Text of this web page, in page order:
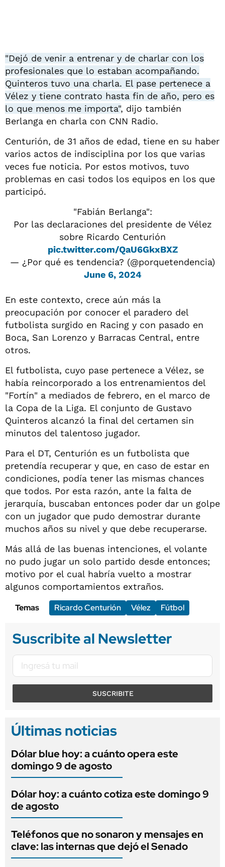
"Dejó de venir a entrenar y de charlar con los
profesionales que lo estaban acompañando.
Quinteros tuvo una charla. El pase pertenece a
Vélez y tiene contrato hasta fin de año, pero es
lo que menos me importa", dijo también
Berlanga en charla con CNN Radio.
Centurión, de 31 años de edad, tiene en su haber
varios actos de indisciplina por los que varias
veces fue noticia. Por estos motivos, tuvo
problemas en casi todos los equipos en los que
participó.
"Fabián Berlanga":
Por las declaraciones del presidente de Vélez
sobre Ricardo Centurión
pic.twitter.com/QaU6GkxBXZ
— ¿Por qué es tendencia? (@porquetendencia)
June 6, 2024
En este contexto, crece aún más la
preocupación por conocer el paradero del
futbolista surgido en Racing y con pasado en
Boca, San Lorenzo y Barracas Central, entre
otros.
El futbolista, cuyo pase pertenece a Vélez, se
había reincorporado a los entrenamientos del
"Fortín" a mediados de febrero, en el marco de
la Copa de la Liga. El conjunto de Gustavo
Quinteros alcanzó la final del certamen sin
minutos del talentoso jugador.
Para el DT, Centurión es un futbolista que
pretendía recuperar y que, en caso de estar en
condiciones, podía tener las mismas chances
que todos. Por esta razón, ante la falta de
jerarquía, buscaban entonces poder dar un golpe
con un jugador que pudo demostrar durante
muchos años su nivel y que debe recuperarse.
Más allá de las buenas intenciones, el volante
no pudo jugar un solo partido desde entonces;
motivo por el cual habría vuelto a mostrar
algunos comportamientos extraños.
Temas
Ricardo Centurión Vélez Fútbol
Suscribite al Newsletter
SUSCRIBITE
Últimas noticias
Dólar blue hoy: a cuánto opera este
domingo 9 de agosto
Dólar hoy: a cuánto cotiza este domingo 9
de agosto
Teléfonos que no sonaron y mensajes en
clave: las internas que dejó el Senado